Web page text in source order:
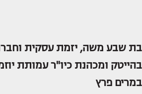
בת שבע משה, יזמת עסקית
בהייטק ומכהנת כיו"ר עמותת
במרים פרץ